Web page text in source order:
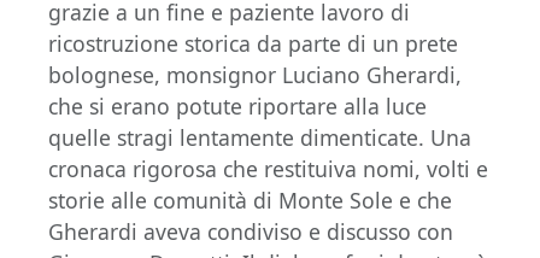
grazie a un fine e paziente lavoro di
ricostruzione storica da parte di un prete
bolognese, monsignor Luciano Gherardi,
che si erano potute riportare alla luce
quelle stragi lentamente dimenticate. Una
cronaca rigorosa che restituiva nomi, volti e
storie alle comunità di Monte Sole e che
Gherardi aveva condiviso e discusso con